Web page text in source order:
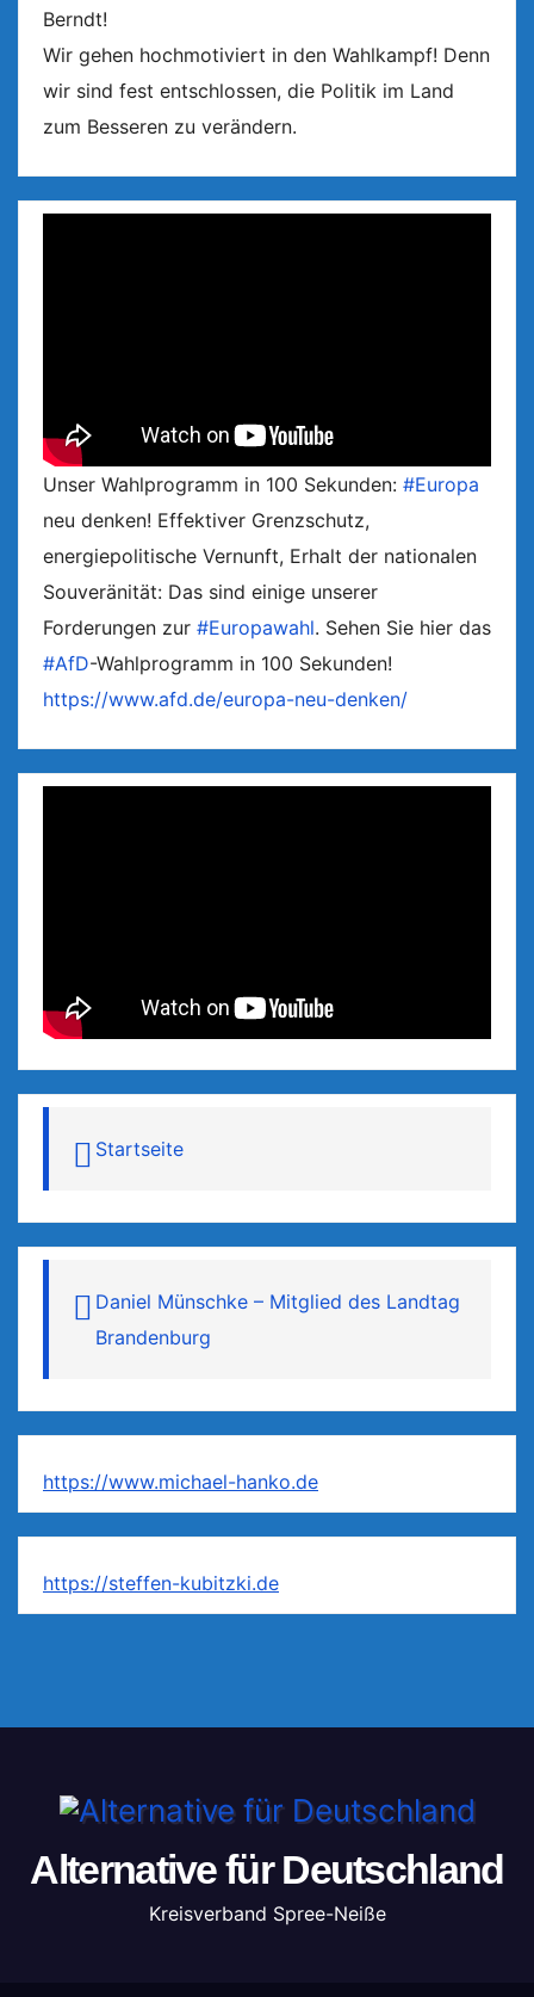
Berndt!
Wir gehen hochmotiviert in den Wahlkampf! Denn
wir sind fest entschlossen, die Politik im Land
zum Besseren zu verändern.
Unser Wahlprogramm in 100 Sekunden: #Europa
neu denken! Effektiver Grenzschutz,
energiepolitische Vernunft, Erhalt der nationalen
Souveränität: Das sind einige unserer
Forderungen zur #Europawahl. Sehen Sie hier das
#AfD-Wahlprogramm in 100 Sekunden!
https://www.afd.de/europa-neu-denken/
Startseite
Daniel Münschke – Mitglied des Landtag
Brandenburg
https://www.michael-hanko.de
https://steffen-kubitzki.de
Alternative für Deutschland
Kreisverband Spree-Neiße